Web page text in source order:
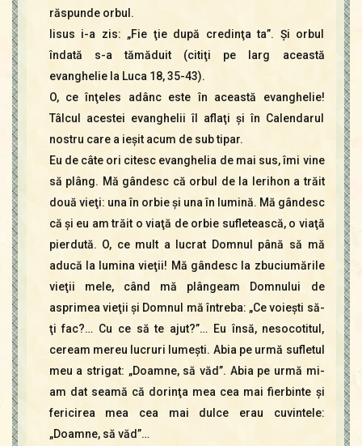
răspunde orbul.
Iisus i-a zis: „Fie ţie după credinţa ta”. Şi orbul
îndată s-a tămăduit (citiţi pe larg această
evanghelie la Luca 18, 35-43).
O, ce înţeles adânc este în această evanghelie!
Tâlcul acestei evanghelii îl aflaţi şi în Calendarul
nostru care a ieşit acum de sub tipar.
Eu de câte ori citesc evanghelia de mai sus, îmi vine
să plâng. Mă gândesc că orbul de la Ierihon a trăit
două vieţi: una în orbie şi una în lumină. Mă gândesc
că şi eu am trăit o viaţă de orbie sufletească, o viaţă
pierdută. O, ce mult a lucrat Domnul până să mă
aducă la lumina vieţii! Mă gândesc la zbuciumările
vieţii mele, când mă plângeam Domnului de
asprimea vieţii şi Domnul mă întreba: „Ce voieşti să-
ţi fac?… Cu ce să te ajut?”… Eu însă, nesocotitul,
ceream mereu lucruri lumeşti. Abia pe urmă sufletul
meu a strigat: „Doamne, să văd”. Abia pe urmă mi-
am dat seamă că dorinţa mea cea mai fierbinte şi
fericirea mea cea mai dulce erau cuvintele:
„Doamne, să văd”…